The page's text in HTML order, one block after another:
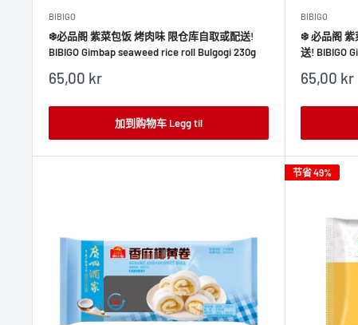
BIBIGO
❄️必品阁 紫菜包饭 烤肉味 限仓库自取或配送!
BIBIGO Gimbap seaweed rice roll Bulgogi 230g
销
价
65,00 kr
加到购物车 Legg til
BIBIGO
❄️ 必品阁 紫
送! BIBIGO
销
价
65,00 kr
节省 49%